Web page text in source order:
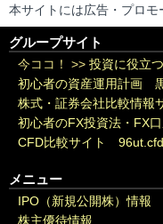
本サイトには広告・プロモ
グループサイト
今ココ！ >> 投資に役立
初心者の資産運用計画
株式・証券会社比較情報
初心者のFX投資法・FX
CFD比較サイト 96ut.cfd
メニュー
IPO（新規公開株）情報
株主優待情報